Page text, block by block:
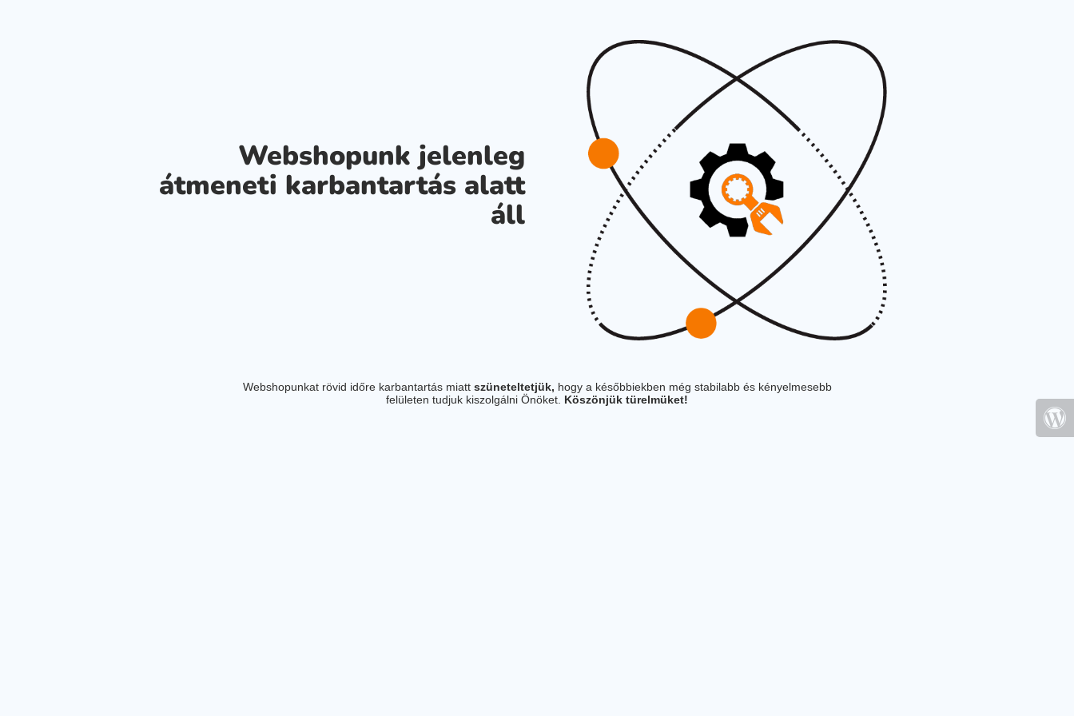
Webshopunk jelenleg
átmeneti karbantartás alatt
áll
Webshopunkat rövid időre karbantartás miatt szüneteltetjük, hogy a későbbiekben még stabilabb és kényelmesebb
felületen tudjuk kiszolgálni Önöket. Köszönjük türelmüket!